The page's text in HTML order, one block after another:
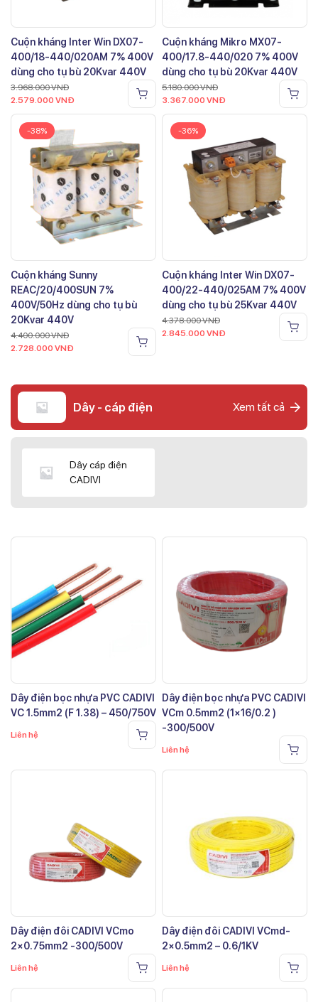
Cuộn kháng Inter Win DX07-
400/18-440/020AM 7% 400V
dùng cho tụ bù 20Kvar 440V
3.968.000VNĐ
2.579.000 VNĐ
Cuộn kháng Mikro MX07-
400/17.8-440/020 7% 400V
dùng cho tụ bù 20Kvar 440V
5.180.000VNĐ
3.367.000 VNĐ
-38%
Cuộn kháng Sunny
REAC/20/400SUN 7%
400V/50Hz dùng cho tụ bù
20Kvar 440V
4.400.000VNĐ
2.728.000 VNĐ
-36%
Cuộn kháng Inter Win DX07-
400/22-440/025AM 7% 400V
dùng cho tụ bù 25Kvar 440V
4.378.000VNĐ
2.845.000 VNĐ
Dây - cáp điện Xem tất cả
Dây cáp điện
CADIVI
Dây điện bọc nhựa PVC CADIVI
VC 1.5mm2 (F 1.38) – 450/750V
Liên hệ
Dây điện bọc nhựa PVC CADIVI
VCm 0.5mm2 (1×16/0.2 )
-300/500V
Liên hệ
Dây điện đôi CADIVI VCmo
2×0.75mm2 -300/500V
Liên hệ
Dây điện đôi CADIVI VCmd-
2×0.5mm2 – 0.6/1KV
Liên hệ